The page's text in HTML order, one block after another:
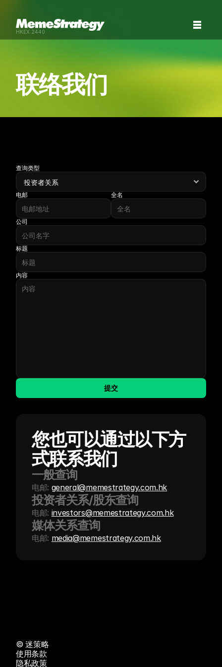
联络我们
查询类型
电邮 全名
公司
标题
内容
提交
您也可以通过以下方
式联系我们
一般查询
电邮: general@memestrategy.com.hk
投资者关系/股东查询
电邮: investors@memestrategy.com.hk
媒体关系查询
电邮: media@memestrategy.com.hk
HKEX:2440
©️ 迷策略
使用条款
隐私政策